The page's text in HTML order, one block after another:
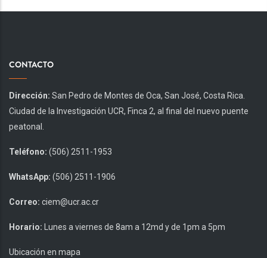
CONTACTO
Dirección: San Pedro de Montes de Oca, San José, Costa Rica.
Ciudad de la Investigación UCR, Finca 2, al final del nuevo puente
peatonal.
Teléfono: (506) 2511-1953
WhatsApp: (506) 2511-1906
Correo: ciem@ucr.ac.cr
Horario: Lunes a viernes de 8am a 12md y de 1pm a 5pm
Ubicación en mapa